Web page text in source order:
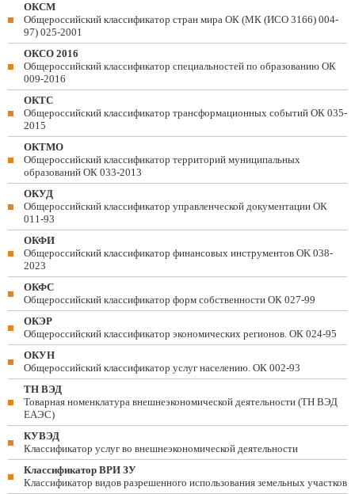
ОКСМ
Общероссийский классификатор стран мира ОК (МК (ИСО 3166) 004-
97) 025-2001
ОКСО 2016
Общероссийский классификатор специальностей по образованию ОК
009-2016
ОКТС
Общероссийский классификатор трансформационных событий ОК 035-
2015
ОКТМО
Общероссийский классификатор территорий муниципальных
образований ОК 033-2013
ОКУД
Общероссийский классификатор управленческой документации ОК
011-93
ОКФИ
Общероссийский классификатор финансовых инструментов OK 038-
2023
ОКФС
Общероссийский классификатор форм собственности ОК 027-99
ОКЭР
Общероссийский классификатор экономических регионов. ОК 024-95
ОКУН
Общероссийский классификатор услуг населению. ОК 002-93
ТН ВЭД
Товарная номенклатура внешнеэкономической деятельности (ТН ВЭД
ЕАЭС)
КУВЭД
Классификатор услуг во внешнеэкономической деятельности
Классификатор ВРИ ЗУ
Классификатор видов разрешенного использования земельных участков